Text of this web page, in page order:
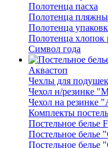
Полотенца пасха
Полотенца
Полотенца
Полотенца хлопок
Символ года
Аквастоп
Чехлы для
Чехол н/резинке
Чехол на резинке
Комплекты
Постельное
Постельное
Постельное